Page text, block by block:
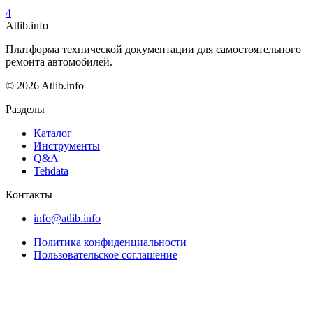
4
Atlib.info
Платформа технической документации для самостоятельного
ремонта автомобилей.
© 2026 Atlib.info
Разделы
Каталог
Инструменты
Q&A
Tehdata
Контакты
info@atlib.info
Политика конфиденциальности
Пользовательское соглашение